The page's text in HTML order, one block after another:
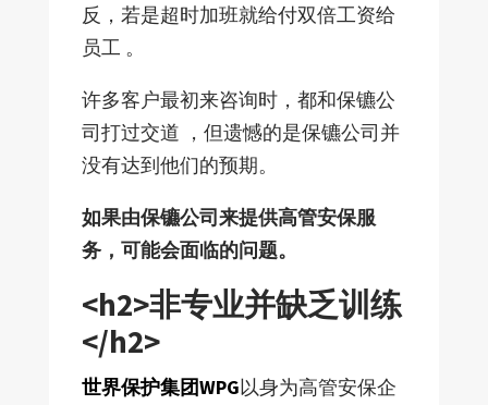
反，若是超时加班就给付双倍工资给
员工 。
许多客户最初来咨询时，都和保镳公
司打过交道 ，但遗憾的是保镳公司并
没有达到他们的预期。
如果由保镳公司来提供高管安保服
务，可能会面临的问题。
<h2>非专业并缺乏训练
</h2>
世界保护集团WPG以身为高管安保企